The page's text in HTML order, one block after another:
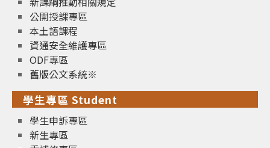
公開授課專區
本土語課程
資通安全維護專區
ODF專區
舊版公文系統※
學生專區 Student
學生申訴專區
新生專區